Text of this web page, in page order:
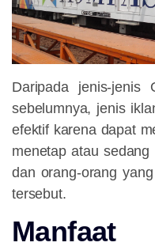
Daripada jenis-jenis
sebelumnya, jenis
efektif karena dapat
menetap atau
dan orang-orang
tersebut.